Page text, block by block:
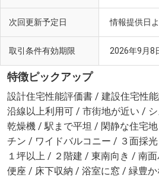
次回更新予定日 情報提供日
取引条件有効期限 2026年9月8
特徴ピックアップ
設計住宅性能評価書 / 建設住宅性
沿線以上利用可 / 市街地が近い /
乾燥機 / 駅まで平坦 / 閑静な住宅
チン / ワイドバルコニー / ３面採
１坪以上 / ２階建 / 東南向き / 南
便座 / 床下収納 / 浴室に窓 / 緑豊